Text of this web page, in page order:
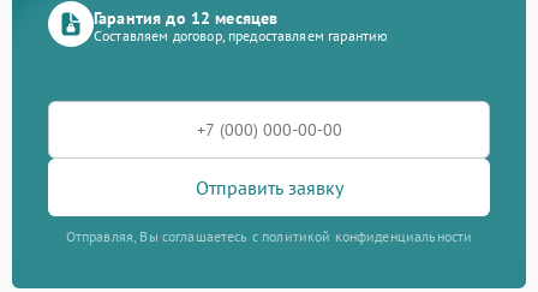
Гарантия до 12 месяцев
Составляем договор, предоставляем гарантию
Отправить заявку
Отправляя, Вы соглашаетесь с политикой конфиденциальности